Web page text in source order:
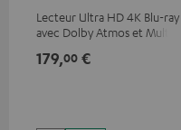
Lecteur Ultra HD 4K Blu-ray
avec Dolby Atmos et Multi
qualité d’image incroyable et
179,00 €